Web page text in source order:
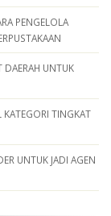
PENGELOLA
DAERAH UNTUK
KATEGORI TINGKAT
UNTUK JADI AGEN